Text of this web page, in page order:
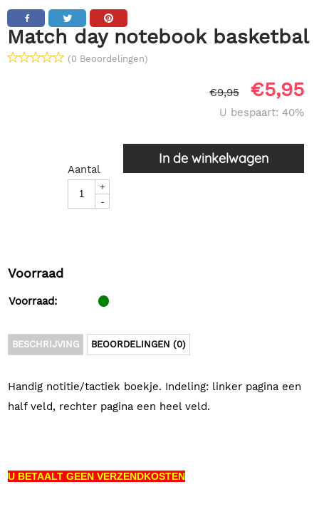
Match day notebook basketbal
(0 Beoordelingen)
€9,95 €5,95
U bespaart: 40%
Aantal
+
-
In de winkelwagen
Voorraad
Voorraad:
BESCHRIJVING BEOORDELINGEN (0)
Handig notitie/tactiek boekje. Indeling: linker pagina een
half veld, rechter pagina een heel veld.
U BETAALT GEEN VERZENDKOSTEN